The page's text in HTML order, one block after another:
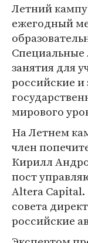
Летний
ежегодный
Специальные
занятия для
российские
мирового
На Летнем
член
Кирилл
пост
Altera Capital.
совета
российские